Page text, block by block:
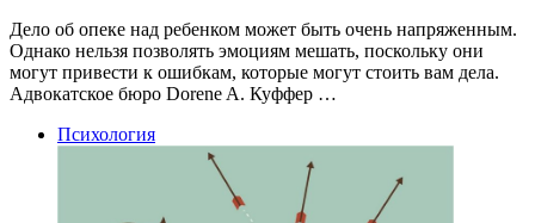
Дело об опеке над ребенком может быть очень напряженным.
Однако нельзя позволять эмоциям мешать, поскольку они
могут привести к ошибкам, которые могут стоить вам дела.
Адвокатское бюро Dorene A. Куффер …
Психология